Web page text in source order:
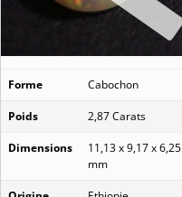
Forme Cabochon
Poids 2,87 Carats
Dimensions
11,13 x 9,17 x 6,25
mm